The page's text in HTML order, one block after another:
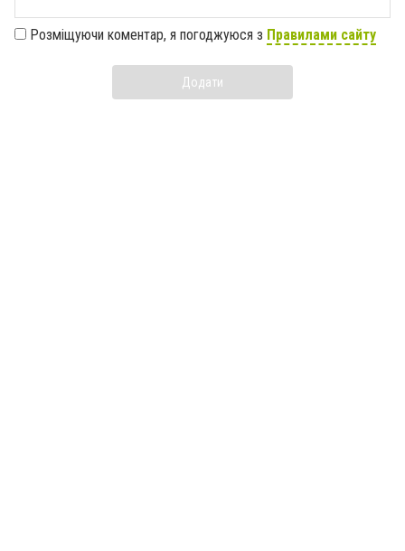
Розміщуючи коментар, я погоджуюся з Правилами сайту
Додати